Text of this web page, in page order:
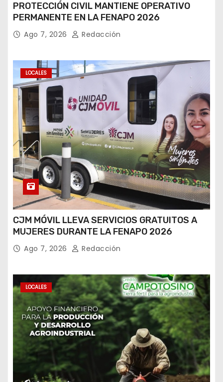
PROTECCIÓN CIVIL MANTIENE OPERATIVO
PERMANENTE EN LA FENAPO 2026
Ago 7, 2026 Redacción
LOCALES
CJM MÓVIL LLEVA SERVICIOS GRATUITOS A
MUJERES DURANTE LA FENAPO 2026
Ago 7, 2026 Redacción
LOCALES